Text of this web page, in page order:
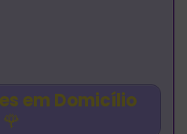
em Domicílio
🌹